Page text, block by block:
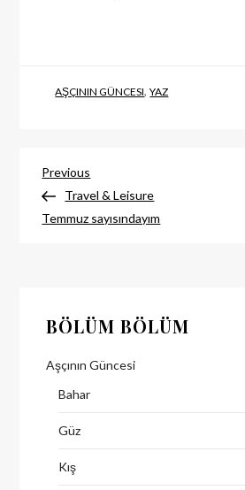
AŞÇININ GÜNCESI,YAZ
Post
navigation
Previous
post
Previous
Travel & Leisure
Temmuz sayısındayım
BÖLÜM BÖLÜM
Aşçının Güncesi
Bahar
Güz
Kış